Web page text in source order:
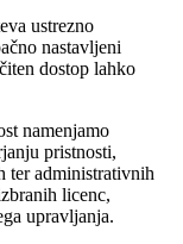
ustrezno
nastavljeni
dostop lahko
namenjamo
pristnosti,
ter administrativnih
licenc,
upravljanja.